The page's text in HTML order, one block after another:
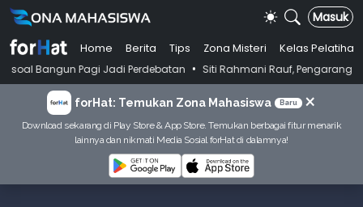
Masuk
Home Berita Tips Zona Misteri
Kelas Pelatihan
Pagi Jadi Perdebatan • Siti Rahmani Rauf, Pengarang Buku
forHat: Temukan Zona Mahasiswa Baru ×
Download sekarang di Play Store & App Store. Temukan berbagai fitur menarik
lainnya dan nikmati Media Sosial forHat di dalamnya!